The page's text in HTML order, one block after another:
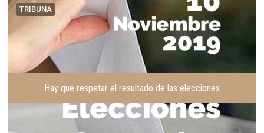
TRIBUNA
Hay que respetar el resultado de las elecciones